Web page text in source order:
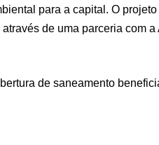
para a capital. O
de uma parceria com
de saneamento